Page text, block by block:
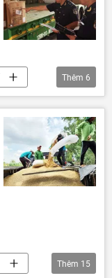
Thêm 6
Thêm 15